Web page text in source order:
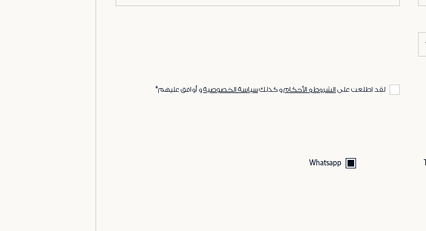
لقد اطلعت على الشروط و الأحكامو كذلكسياسة الخصوصيةو أوافق عليهم*
Whatsapp